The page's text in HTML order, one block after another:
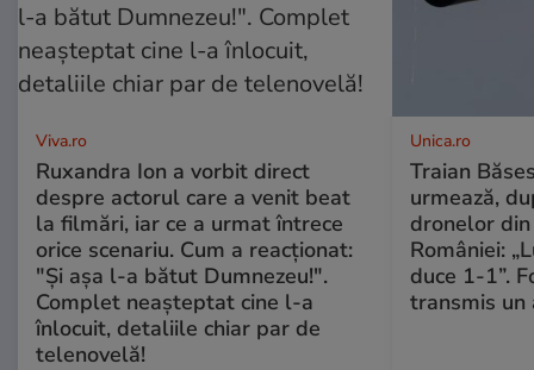
Viva.ro
Ruxandra Ion a vorbit direct
despre actorul care a venit beat
la filmări, iar ce a urmat întrece
orice scenariu. Cum a reacționat:
"Și așa l-a bătut Dumnezeu!".
Complet neașteptat cine l-a
înlocuit, detaliile chiar par de
telenovelă!
Unica.ro
Traian
urmează,
dronelor
României:
duce 1-1”.
transmis un